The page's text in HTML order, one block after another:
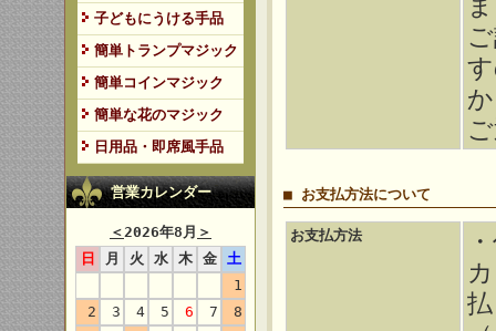
子どもにうける手品
簡単トランプマジック
簡単コインマジック
簡単な花のマジック
日用品・即席風手品
営業カレンダー
＜2026年8月 ＞
日
月 火 水 木 金
土
1
2
3 4 5 6 7
8
■ お支払方法について
お支払方法